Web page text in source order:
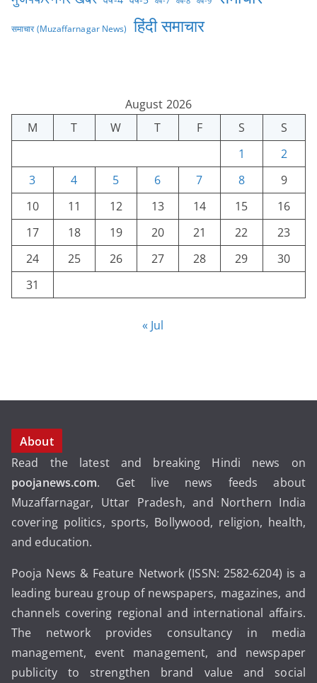
समाचार (Muzaffarnagar News) हिंदी समाचार
August 2026
M
T W T F S
S
1
2
3
4 5 6 7 8
9
10
11 12 13 14 15
16
17
18 19 20 21 22
23
24
25 26 27 28 29
30
31
« Jul
About
Read the latest and breaking Hindi news on
poojanews.com. Get live news feeds about
Muzaffarnagar, Uttar Pradesh, and Northern India
covering politics, sports, Bollywood, religion, health,
and education.
Pooja News & Feature Network (ISSN: 2582-6204) is a
leading bureau group of newspapers, magazines, and
channels covering regional and international affairs.
The network provides consultancy in media
management, event management, and newspaper
publicity to strengthen brand value and social